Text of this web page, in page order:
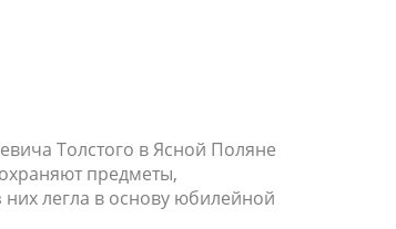
Толстого в Ясной Поляне
предметы,
легла в основу юбилейной